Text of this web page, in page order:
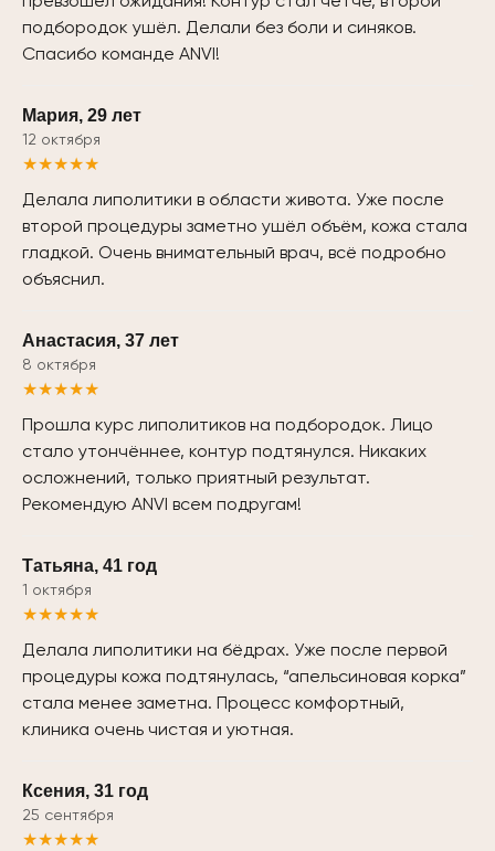
подбородок ушёл. Делали без боли и синяков.
Спасибо команде ANVI!
Мария, 29 лет
12 октября
★★★★★
Делала липолитики в области живота. Уже после
второй процедуры заметно ушёл объём, кожа стала
гладкой. Очень внимательный врач, всё подробно
объяснил.
Анастасия, 37 лет
8 октября
★★★★★
Прошла курс липолитиков на подбородок. Лицо
стало утончённее, контур подтянулся. Никаких
осложнений, только приятный результат.
Рекомендую ANVI всем подругам!
Татьяна, 41 год
1 октября
★★★★★
Делала липолитики на бёдрах. Уже после первой
процедуры кожа подтянулась, “апельсиновая корка”
стала менее заметна. Процесс комфортный,
клиника очень чистая и уютная.
Ксения, 31 год
25 сентября
★★★★★